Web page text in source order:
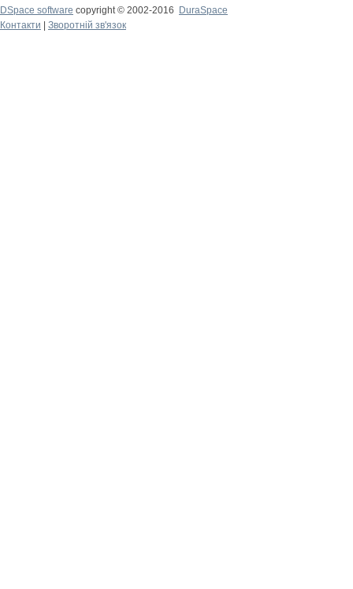
DSpace software copyright © 2002-2016
DuraSpace
Контакти
Зворотній зв'язок